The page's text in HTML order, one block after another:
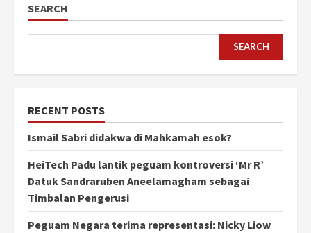
SEARCH
SEARCH
RECENT POSTS
Ismail Sabri didakwa di Mahkamah esok?
HeiTech Padu lantik peguam kontroversi ‘Mr R’
Datuk Sandraruben Aneelamagham sebagai
Timbalan Pengerusi
Peguam Negara terima representasi: Nicky Liow